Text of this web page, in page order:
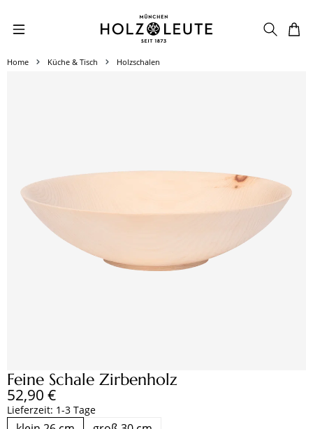
Zum Hauptinhalt springen
Home Küche & Tisch Holzschalen
Feine Schale Zirbenholz
Regulärer Preis:
52,90 €
Lieferzeit: 1-3 Tage